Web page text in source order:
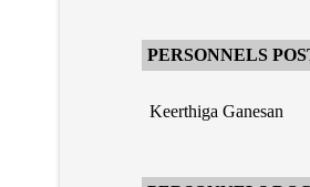
PERSONNELS
Keerthiga Ganesan